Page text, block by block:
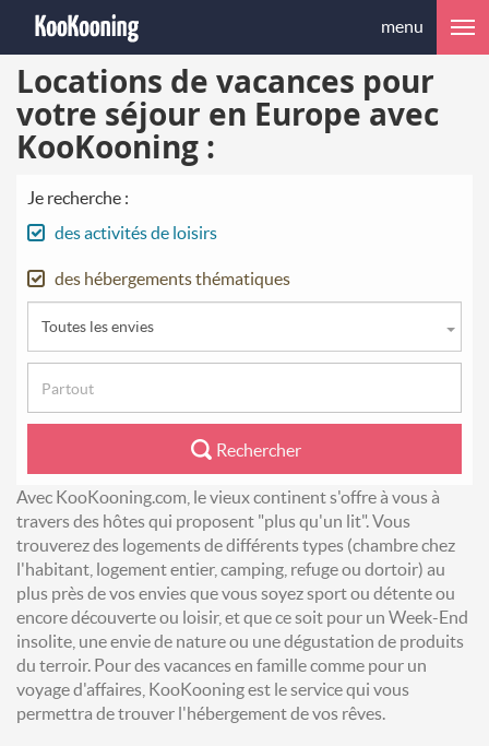
menu
Locations de vacances pour
votre séjour en Europe avec
KooKooning :
Je recherche :
des activités de loisirs
des hébergements thématiques
Toutes les envies
Rechercher
Avec KooKooning.com, le vieux continent s'offre à vous à
travers des hôtes qui proposent "plus qu'un lit". Vous
trouverez des logements de différents types (chambre chez
l'habitant, logement entier, camping, refuge ou dortoir) au
plus près de vos envies que vous soyez sport ou détente ou
encore découverte ou loisir, et que ce soit pour un Week-End
insolite, une envie de nature ou une dégustation de produits
du terroir. Pour des vacances en famille comme pour un
voyage d'affaires, KooKooning est le service qui vous
permettra de trouver l'hébergement de vos rêves.